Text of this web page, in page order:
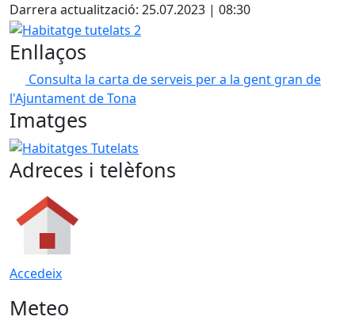
Darrera actualització: 25.07.2023 | 08:30
Habitatge tutelats 2
Enllaços
Consulta la carta de serveis per a la gent gran de
l'Ajuntament de Tona
Imatges
Habitatges Tutelats
Adreces i telèfons
Accedeix
Meteo